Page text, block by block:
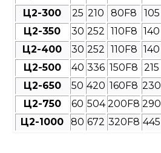
Ц2-300
25 210 80F8 105
Ц2-350
30 252 110F8 140
Ц2-400
30 252 110F8 140
Ц2-500
40 336 150F8 215
Ц2-650
50 420 160F8 230
Ц2-750
60 504 200F8 290
Ц2-1000
80 672 320F8 445